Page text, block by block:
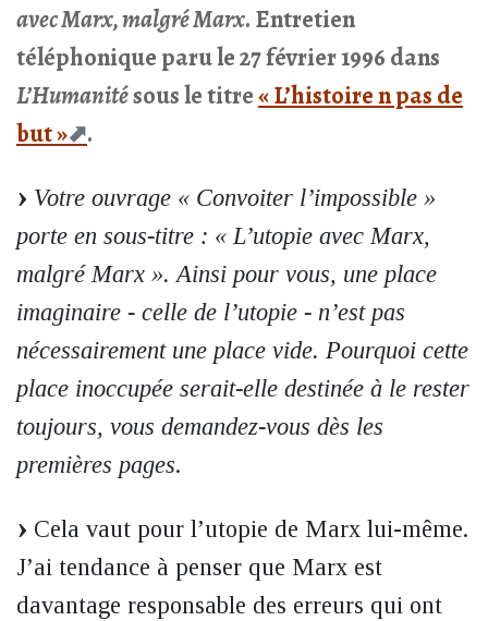
avec Marx, malgré Marx. Entretien
téléphonique paru le 27 février 1996 dans
L’Humanitésous le titre« L’histoire n pas de
but »
.
Votre ouvrage « Convoiter l’impossible »
porte en sous-titre : « L’utopie avec Marx,
malgré Marx ». Ainsi pour vous, une place
imaginaire - celle de l’utopie - n’est pas
nécessairement une place vide. Pourquoi cette
place inoccupée serait-elle destinée à le rester
toujours, vous demandez-vous dès les
premières pages.
Cela vaut pour l’utopie de Marx lui-même.
J’ai tendance à penser que Marx est
davantage responsable des erreurs qui ont